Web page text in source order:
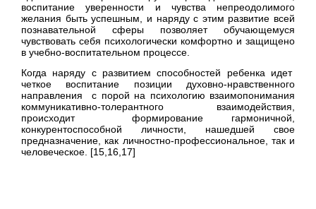
воспитание уверенности и чувства непреодолимого
желания быть успешным, и наряду с этим развитие всей
познавательной сферы позволяет обучающемуся
чувствовать себя психологически комфортно и защищено
в учебно-воспитательном процессе.
Когда наряду с развитием способностей ребенка идет
четкое воспитание позиции духовно-нравственного
направления с порой на психологию взаимопонимания
коммуникативно-толерантного взаимодействия,
происходит формирование гармоничной,
конкурентоспособной личности, нашедшей свое
предназначение, как личностно-профессиональное, так и
человеческое. [15,16,17]